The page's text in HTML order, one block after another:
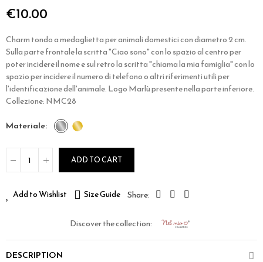
€10.00
Charm tondo a medaglietta per animali domestici con diametro 2 cm.
Sulla parte frontale la scritta "Ciao sono" con lo spazio al centro per
poter incidere il nome e sul retro la scritta "chiama la mia famiglia" con lo
spazio per incidere il numero di telefono o altri riferimenti utili per
l'identificazione dell'animale. Logo Marlù presente nella parte inferiore.
Collezione: NMC28
materiale
ADD TO CART
Add to Wishlist Size Guide
Discover the collection:
DESCRIPTION